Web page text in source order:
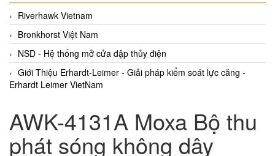
Riverhawk Vietnam
Bronkhorst Việt Nam
NSD - Hệ thống mở cửa đập thủy điện
Giới Thiệu Erhardt-Leimer - Giải pháp kiểm soát lực căng -
Erhardt Leimer VietNam
AWK-4131A Moxa Bộ thu
phát sóng không dây